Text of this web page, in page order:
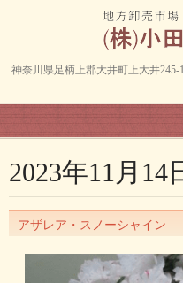
神奈川県足柄上郡大井町上大井
2023年11月14
アザレア・スノーシャイン